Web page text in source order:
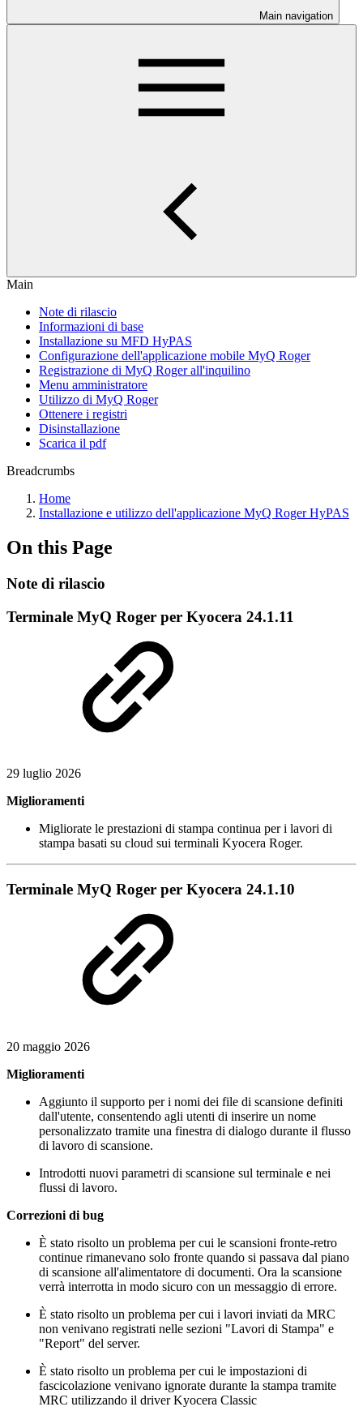
Main navigation
Main
Note di rilascio
Informazioni di base
Installazione su MFD HyPAS
Configurazione dell'applicazione mobile MyQ Roger
Registrazione di MyQ Roger all'inquilino
Menu amministratore
Utilizzo di MyQ Roger
Ottenere i registri
Disinstallazione
Scarica il pdf
Breadcrumbs
Home
Installazione e utilizzo dell'applicazione MyQ Roger HyPAS
On this Page
Note di rilascio
Terminale MyQ Roger per Kyocera 24.1.11
29 luglio 2026
Miglioramenti
Migliorate le prestazioni di stampa continua per i lavori di
stampa basati su cloud sui terminali Kyocera Roger.
Terminale MyQ Roger per Kyocera 24.1.10
20 maggio 2026
Miglioramenti
Aggiunto il supporto per i nomi dei file di scansione definiti
dall'utente, consentendo agli utenti di inserire un nome
personalizzato tramite una finestra di dialogo durante il flusso
di lavoro di scansione.
Introdotti nuovi parametri di scansione sul terminale e nei
flussi di lavoro.
Correzioni di bug
È stato risolto un problema per cui le scansioni fronte-retro
continue rimanevano solo fronte quando si passava dal piano
di scansione all'alimentatore di documenti. Ora la scansione
verrà interrotta in modo sicuro con un messaggio di errore.
È stato risolto un problema per cui i lavori inviati da MRC
non venivano registrati nelle sezioni "Lavori di Stampa" e
"Report" del server.
È stato risolto un problema per cui le impostazioni di
fascicolazione venivano ignorate durante la stampa tramite
MRC utilizzando il driver Kyocera Classic